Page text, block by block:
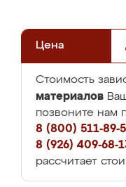
Цена
Стоимость
материалов
позвоните нам
8 (800) 511-89-
8 (926) 409-68-
рассчитает